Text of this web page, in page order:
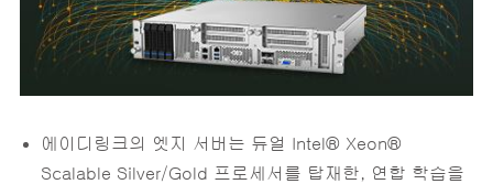
에이디링크의 엣지 서버는 듀얼 Intel® Xeon®
Scalable Silver/Gold 프로세서를 탑재한, 연합 학습을